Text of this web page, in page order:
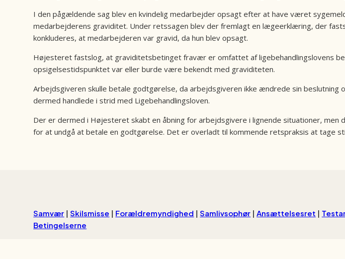
I den pågældende sag blev en kvindelig medarbejder opsagt efter at have været
medarbejderens graviditet. Under retssagen blev der fremlagt en lægeerklæring, der
konkluderes, at medarbejderen var gravid, da hun blev opsagt.
Højesteret fastslog, at graviditetsbetinget fravær er omfattet af ligebehandlingslovens
opsigelsestidspunktet var eller burde være bekendt med graviditeten.
Arbejdsgiveren skulle betale godtgørelse, da arbejdsgiveren ikke ændrede sin
dermed handlede i strid med Ligebehandlingsloven.
Der er dermed i Højesteret skabt en åbning for arbejdsgivere i lignende situationer,
for at undgå at betale en godtgørelse. Det er overladt til kommende retspraksis at tage
Samvær |Skilsmisse | Forældre­myndighed |Samlivsophør |Ansættelsesret |
Betingelserne